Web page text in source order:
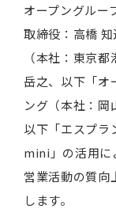
オープングルー
取締役：高橋
（本社：東京
岳之、以下「オ
ング（本社：岡
以下「エスプラ
mini」の活用
営業活動の質向
します。